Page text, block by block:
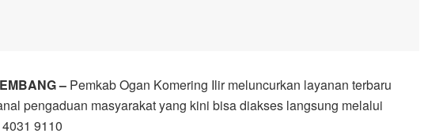
– Pemkab Ogan Komering Ilir meluncurkan layanan terbaru
pengaduan masyarakat yang kini bisa diakses langsung melalui
9110